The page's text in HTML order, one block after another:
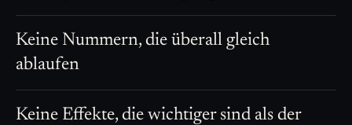
Keine Nummern, die überall gleich
ablaufen
Keine Effekte, die wichtiger sind als der